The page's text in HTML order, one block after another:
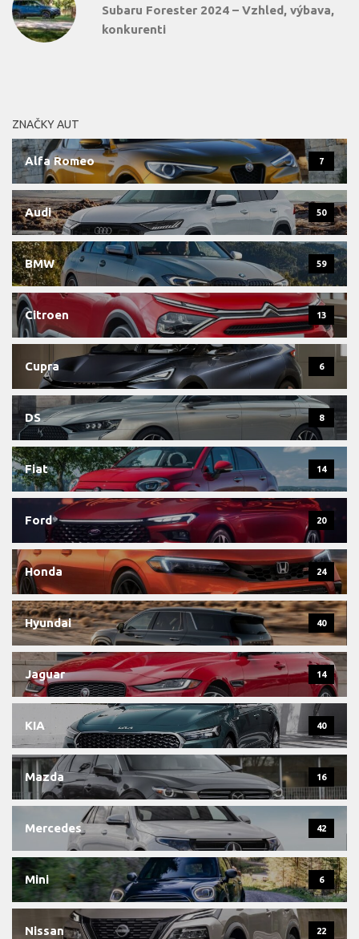
Subaru Forester 2024 – Vzhled, výbava,
konkurenti
ZNAČKY AUT
Alfa Romeo 7
Audi 50
BMW 59
Citroen 13
Cupra 6
DS 8
Fiat 14
Ford 20
Honda 24
Hyundai 40
Jaguar 14
KIA 40
Mazda 16
Mercedes 42
Mini 6
Nissan 22